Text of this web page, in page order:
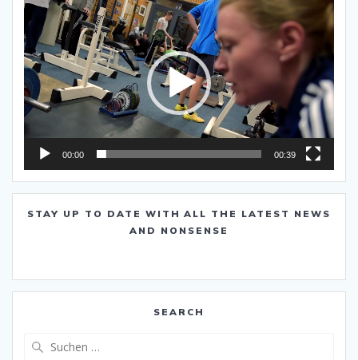
Video-
Player
00:00 00:39
STAY UP TO DATE WITH ALL THE LATEST NEWS
AND NONSENSE
SEARCH